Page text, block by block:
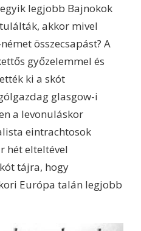
legjobb Bajnokok
akkor mivel
összecsapást? A
győzelemmel és
ki a skót
glasgow-i
a levonuláskor
eintrachtosok
hét elteltével
tájra, hogy
Európa talán legjobb